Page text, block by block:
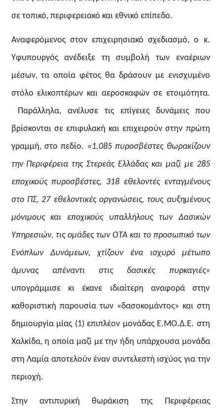
σε τοπικό, περιφερειακό και εθνικό επίπεδο.
Αναφερόμενος στον επιχειρησιακό σχεδιασμό, ο κ.
Υφυπουργός ανέδειξε τη συμβολή των εναέριων
μέσων, τα οποία φέτος θα δράσουν με ενισχυμένο
στόλο ελικοπτέρων και αεροσκαφών σε ετοιμότητα.
Παράλληλα, ανέλυσε τις επίγειες δυνάμεις που
βρίσκονται σε επιφυλακή και επιχειρούν στην πρώτη
γραμμή, στο πεδίο. «1.085 πυροσβέστες θωρακίζουν
την Περιφέρεια της Στερεάς Ελλάδας και μαζί με 285
εποχικούς πυροσβέστες, 318 εθελοντές ενταγμένους
στο ΠΣ, 27 εθελοντικές οργανώσεις, τους αυξημένους
μόνιμους και εποχικούς υπαλλήλους των Δασικών
Υπηρεσιών, τις ομάδες των ΟΤΑ και το προσωπικό των
Ενόπλων Δυνάμεων, χτίζουν ένα ισχυρό μέτωπο
άμυνας απέναντι στις δασικές πυρκαγιές»
υπογράμμισε κι έκανε ιδιαίτερη αναφορά στην
καθοριστική παρουσία των «δασοκομάντος» και στη
δημιουργία μίας (1) επιπλέον μονάδας Ε.ΜΟ.Δ.Ε. στη
Χαλκίδα, η οποία μαζί με την ήδη υπάρχουσα μονάδα
στη Λαμία αποτελούν έναν συντελεστή ισχύος για την
περιοχή.
Στην αντιπυρική θωράκιση της Περιφέρειας